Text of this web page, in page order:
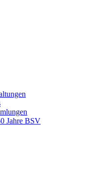
Jahre BSV